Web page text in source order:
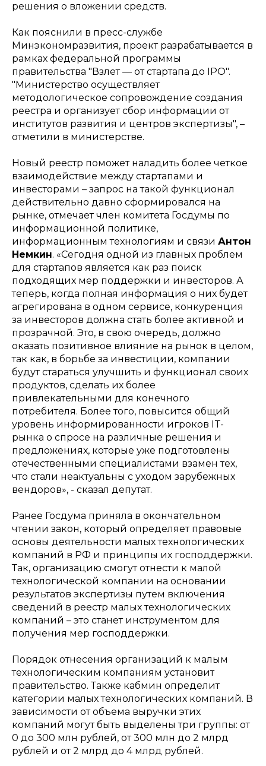
решения о вложении средств.
Как пояснили в пресс-службе
Минэкономразвития, проект разрабатывается в
рамках федеральной программы
правительства "Взлет — от стартапа до IPO".
"Министерство осуществляет
методологическое сопровождение создания
реестра и организует сбор информации от
институтов развития и центров экспертизы", –
отметили в министерстве.
Новый реестр поможет наладить более четкое
взаимодействие между стартапами и
инвесторами – запрос на такой функционал
действительно давно сформировался на
рынке, отмечает член комитета Госдумы по
информационной политике,
информационным технологиям и связи Антон
Немкин. «Сегодня одной из главных проблем
для стартапов является как раз поиск
подходящих мер поддержки и инвесторов. А
теперь, когда полная информация о них будет
агрегирована в одном сервисе, конкуренция
за инвесторов должна стать более активной и
прозрачной. Это, в свою очередь, должно
оказать позитивное влияние на рынок в целом,
так как, в борьбе за инвестиции, компании
будут стараться улучшить и функционал своих
продуктов, сделать их более
привлекательными для конечного
потребителя. Более того, повысится общий
уровень информированности игроков IT-
рынка о спросе на различные решения и
предложениях, которые уже подготовлены
отечественными специалистами взамен тех,
что стали неактуальны с уходом зарубежных
вендоров», - сказал депутат.
Ранее Госдума приняла в окончательном
чтении закон, который определяет правовые
основы деятельности малых технологических
компаний в РФ и принципы их господдержки.
Так, организацию смогут отнести к малой
технологической компании на основании
результатов экспертизы путем включения
сведений в реестр малых технологических
компаний – это станет инструментом для
получения мер господдержки.
Порядок отнесения организаций к малым
технологическим компаниям установит
правительство. Также кабмин определит
категории малых технологических компаний. В
зависимости от объема выручки этих
компаний могут быть выделены три группы: от
0 до 300 млн рублей, от 300 млн до 2 млрд
рублей и от 2 млрд до 4 млрд рублей.